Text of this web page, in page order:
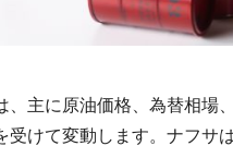
、主に原油価格、為替相場
受けて変動します。ナフサ